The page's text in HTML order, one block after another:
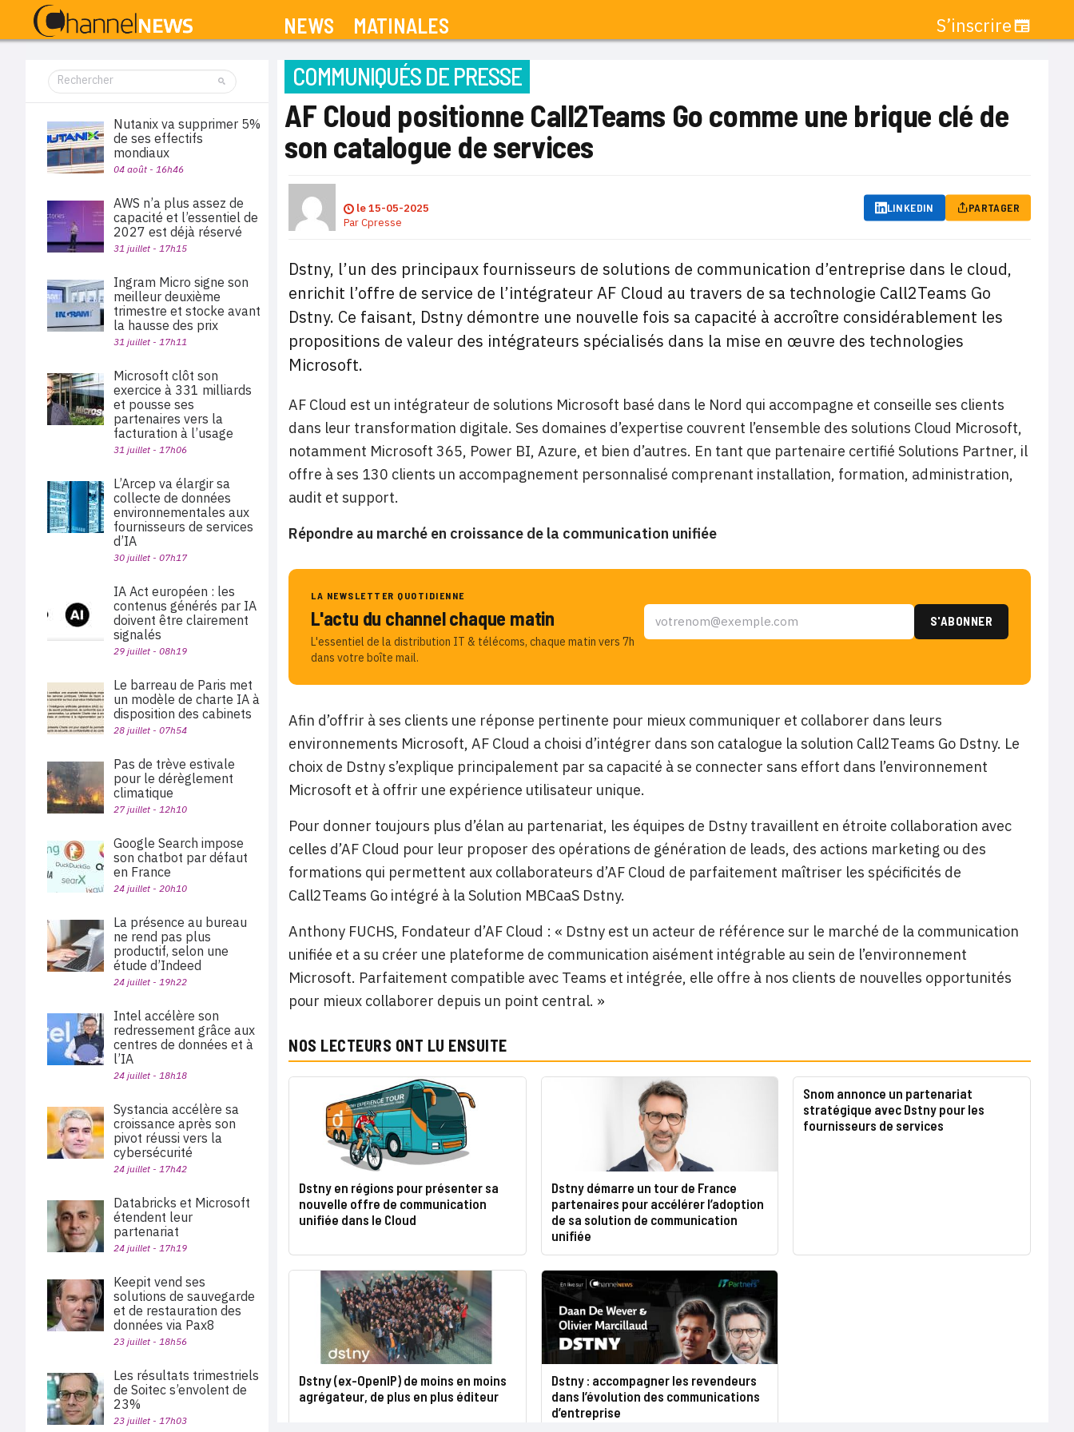
NEWS MATINALES S’inscrire
COMMUNIQUÉS DE PRESSE
AF Cloud positionne Call2Teams Go comme une brique clé de
son catalogue de services
le15-05-2025
ParCpresse
LINKEDIN PARTAGER
Dstny, l’un des principaux fournisseurs de solutions de communication d’entreprise dans le cloud,
enrichit l’offre de service de l’intégrateur AF Cloud au travers de sa technologie Call2Teams Go
Dstny. Ce faisant, Dstny démontre une nouvelle fois sa capacité à accroître considérablement les
propositions de valeur des intégrateurs spécialisés dans la mise en œuvre des technologies
Microsoft.
AF Cloud est un intégrateur de solutions Microsoft basé dans le Nord qui accompagne et conseille ses clients
dans leur transformation digitale. Ses domaines d’expertise couvrent l’ensemble des solutions Cloud Microsoft,
notamment Microsoft 365, Power BI, Azure, et bien d’autres. En tant que partenaire certifié Solutions Partner, il
offre à ses 130 clients un accompagnement personnalisé comprenant installation, formation, administration,
audit et support.
Répondre au marché en croissance de la communication unifiée
LA NEWSLETTER QUOTIDIENNE
L'actu du channel chaque matin
L'essentiel de la distribution IT & télécoms, chaque matin vers 7h
dans votre boîte mail.
Afin d’offrir à ses clients une réponse pertinente pour mieux communiquer et collaborer dans leurs
environnements Microsoft, AF Cloud a choisi d’intégrer dans son catalogue la solution Call2Teams Go Dstny. Le
choix de Dstny s’explique principalement par sa capacité à se connecter sans effort dans l’environnement
Microsoft et à offrir une expérience utilisateur unique.
Pour donner toujours plus d’élan au partenariat, les équipes de Dstny travaillent en étroite collaboration avec
celles d’AF Cloud pour leur proposer des opérations de génération de leads, des actions marketing ou des
formations qui permettent aux collaborateurs d’AF Cloud de parfaitement maîtriser les spécificités de
Call2Teams Go intégré à la Solution MBCaaS Dstny.
Anthony FUCHS, Fondateur d’AF Cloud : « Dstny est un acteur de référence sur le marché de la communication
unifiée et a su créer une plateforme de communication aisément intégrable au sein de l’environnement
Microsoft. Parfaitement compatible avec Teams et intégrée, elle offre à nos clients de nouvelles opportunités
pour mieux collaborer depuis un point central. »
NOS LECTEURS ONT LU ENSUITE
Dstny en régions pour présenter sa
nouvelle offre de communication
unifiée dans le Cloud
Dstny démarre un tour de France
partenaires pour accélérer l’adoption
de sa solution de communication
unifiée
Snom annonce un partenariat
stratégique avec Dstny pour les
fournisseurs de services
Dstny (ex-OpenIP) de moins en moins
agrégateur, de plus en plus éditeur
Dstny : accompagner les revendeurs
dans l’évolution des communications
d’entreprise
Nutanix va supprimer 5%
de ses effectifs
mondiaux
04 août - 16h46
AWS n’a plus assez de
capacité et l’essentiel de
2027 est déjà réservé
31 juillet - 17h15
Ingram Micro signe son
meilleur deuxième
trimestre et stocke avant
la hausse des prix
31 juillet - 17h11
Microsoft clôt son
exercice à 331 milliards
et pousse ses
partenaires vers la
facturation à l’usage
31 juillet - 17h06
L’Arcep va élargir sa
collecte de données
environnementales aux
fournisseurs de services
d’IA
30 juillet - 07h17
IA Act européen : les
contenus générés par IA
doivent être clairement
signalés
29 juillet - 08h19
Le barreau de Paris met
un modèle de charte IA à
disposition des cabinets
28 juillet - 07h54
Pas de trève estivale
pour le dérèglement
climatique
27 juillet - 12h10
Google Search impose
son chatbot par défaut
en France
24 juillet - 20h10
La présence au bureau
ne rend pas plus
productif, selon une
étude d’Indeed
24 juillet - 19h22
Intel accélère son
redressement grâce aux
centres de données et à
l’IA
24 juillet - 18h18
Systancia accélère sa
croissance après son
pivot réussi vers la
cybersécurité
24 juillet - 17h42
Databricks et Microsoft
étendent leur
partenariat
24 juillet - 17h19
Keepit vend ses
solutions de sauvegarde
et de restauration des
données via Pax8
23 juillet - 18h56
Les résultats trimestriels
de Soitec s’envolent de
23%
23 juillet - 17h03